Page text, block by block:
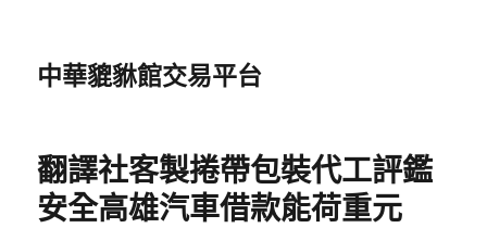
中華貔貅館交易平台
翻譯社客製捲帶包裝代工評鑑
安全高雄汽車借款能荷重元